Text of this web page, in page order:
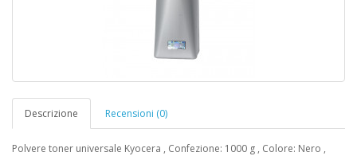
Descrizione Recensioni (0)
Polvere toner universale Kyocera , Confezione: 1000 g , Colore: Nero ,